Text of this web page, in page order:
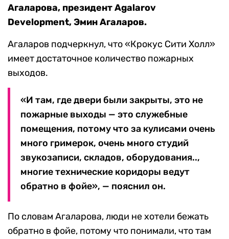
Агаларова, президент Agalarov
Development, Эмин Агаларов.
Агаларов подчеркнул, что «Крокус Сити Холл»
имеет достаточное количество пожарных
выходов.
«И там, где двери были закрыты, это не
пожарные выходы — это служебные
помещения, потому что за кулисами очень
много гримерок, очень много студий
звукозаписи, складов, оборудования..,
многие технические коридоры ведут
обратно в фойе», — пояснил он.
По словам Агаларова, люди не хотели бежать
обратно в фойе, потому что понимали, что там